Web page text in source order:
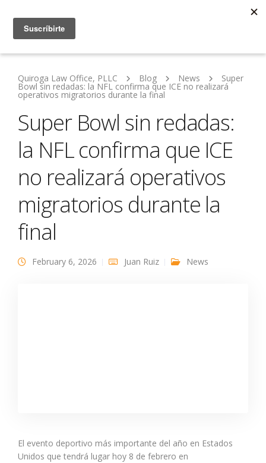
Quiroga Law Office, PLLC Blog News Super
Bowl sin redadas: la NFL confirma que ICE no realizará
operativos migratorios durante la final
Super Bowl sin redadas:
la NFL confirma que ICE
no realizará operativos
migratorios durante la
final
February 6, 2026 Juan Ruiz News
El evento deportivo más importante del año en Estados
Unidos que tendrá lugar hoy 8 de febrero en